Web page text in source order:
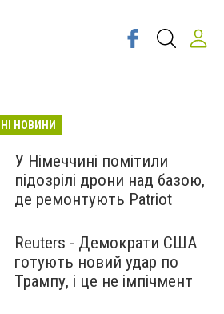
НОВИНИ
У Німеччині помітили
підозрілі дрони над базою,
де ремонтують Patriot
Reuters - Демократи США
готують новий удар по
Трампу, і це не імпічмент